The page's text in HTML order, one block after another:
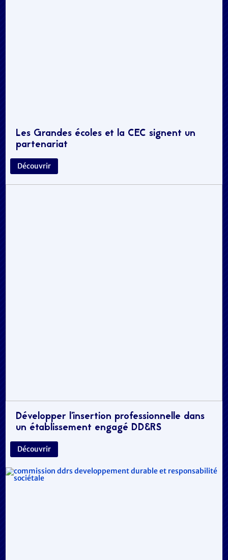
Les Grandes écoles et la CEC signent un
partenariat
Découvrir
Développer l’insertion professionnelle dans
un établissement engagé DD&RS
Découvrir